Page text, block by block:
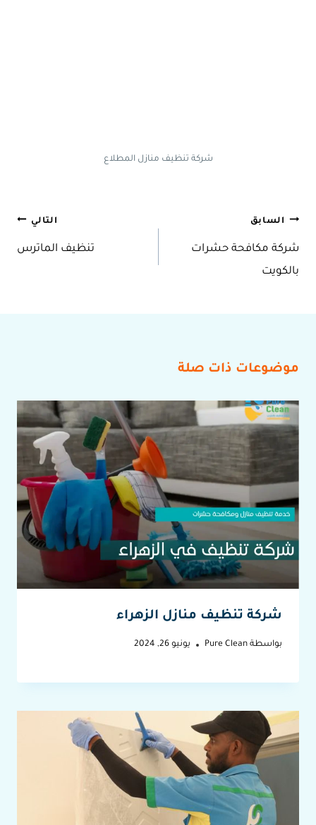
شركة تنظيف منازل المطلاع
تصفّح
المقالات
السابق
شركة مكافحة حشرات
بالكويت
التالي
تنظيف الماترس
موضوعات ذات صلة
شركة تنظيف منازل الزهراء
بواسطة Pure Clean يونيو 26, 2024